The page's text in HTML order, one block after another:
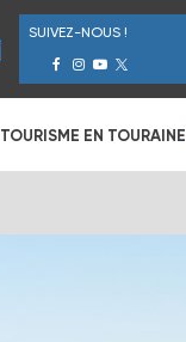
SUIVEZ-NOUS !
TOURISME EN TOURAINE